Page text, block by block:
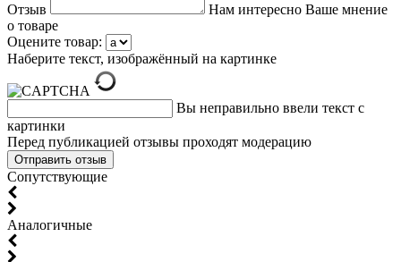
Отзыв
Нам интересно Ваше мнение
о товаре
Оцените товар:
Наберите текст, изображённый на картинке
Вы неправильно ввели текст с
картинки
Перед публикацией отзывы проходят модерацию
Cопутствующие
Аналогичные